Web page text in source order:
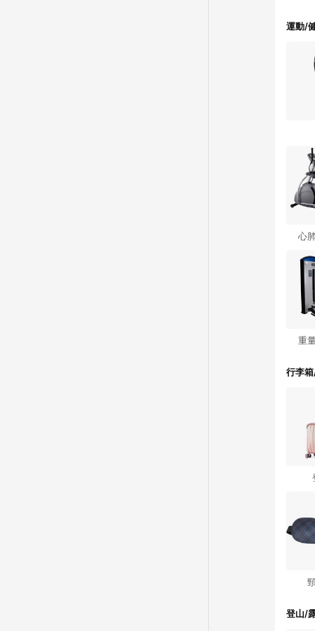
運動/
心
重
行李
登山/